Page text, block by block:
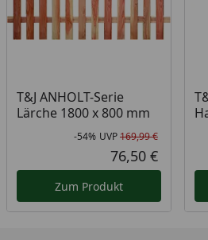
T&J ANHOLT-Serie
Lärche 1800 x 800 mm
Rabatt
-54% UVP169,99 €
Aktueller
76,50 €
Zum Produkt